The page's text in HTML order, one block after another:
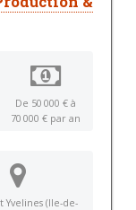
De 50 000 € à
70 000 € par an
Yvelines (Ile-de-